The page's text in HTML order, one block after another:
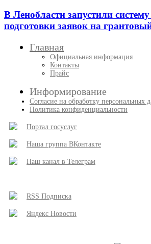
В Ленобласти запустили
подготовки заявок на
Главная
Официальная информация
Контакты
Прайс
Информирование
Согласие на обработку персональных
Политика конфиденциальности
Портал госуслуг
Наша группа ВКонтакте
Наш канал в Телеграм
RSS Подписка
Яндекс Новости